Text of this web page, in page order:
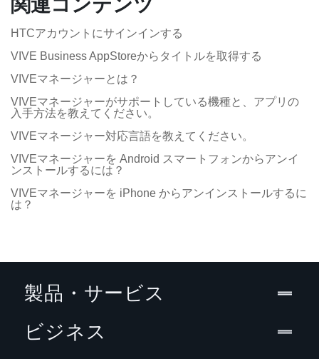
関連コンテンツ
HTCアカウントにサインインする
VIVE Business AppStoreからタイトルを取得する
VIVEマネージャーとは？
VIVEマネージャーがサポートしている機種と、アプリの
入手方法を教えてください。
VIVEマネージャー対応言語を教えてください。
VIVEマネージャーを Android スマートフォンからアンイ
ンストールするには？
VIVEマネージャーを iPhone からアンインストールするに
は？
製品・サービス
ビジネス